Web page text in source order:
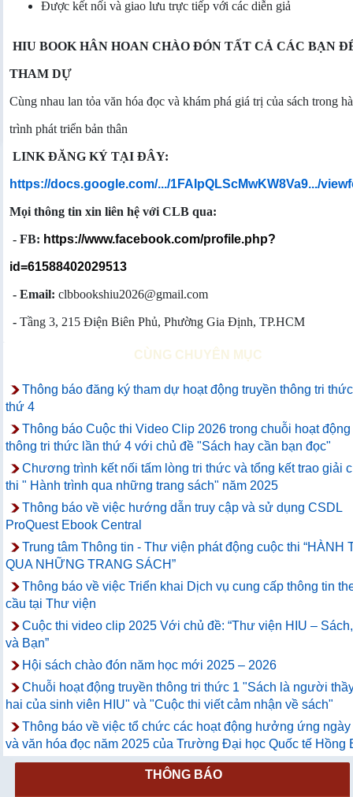
Được kết nối và giao lưu trực tiếp với các diễn giả
HIU BOOK HÂN HOAN CHÀO ĐÓN TẤT CẢ CÁC BẠN
THAM DỰ
Cùng nhau lan tỏa văn hóa đọc và khám phá giá trị của sách trong
trình phát triển bản thân
LINK ĐĂNG KÝ TẠI ĐÂY:
https://docs.google.com/.../1FAIpQLScMwKW8Va9.../
Mọi thông tin xin liên hệ với CLB qua:
- FB: https://www.facebook.com/profile.php?
id=61588402029513
- Email: clbbookshiu2026@gmail.com
- Tầng 3, 215 Điện Biên Phủ, Phường Gia Định, TP.HCM
CÙNG CHUYÊN MỤC
Thông báo đăng ký tham dự hoạt động truyền thông tri
thứ 4
Thông báo Cuộc thi Video Clip 2026 trong chuỗi hoạt động
thông tri thức lần thứ 4 với chủ đề "Sách hay cần bạn đọc"
Chương trình kết nối tấm lòng tri thức và tổng kết trao giải
thi " Hành trình qua những trang sách" năm 2025
Thông báo về việc hướng dẫn truy cập và sử dụng CSDL
ProQuest Ebook Central
Trung tâm Thông tin - Thư viện phát động cuộc thi “HÀNH
QUA NHỮNG TRANG SÁCH”
Thông báo về việc Triển khai Dịch vụ cung cấp thông tin
cầu tại Thư viện
Cuộc thi video clip 2025 Với chủ đề: “Thư viện HIU –
và Bạn”
Hội sách chào đón năm học mới 2025 – 2026
Chuỗi hoạt động truyền thông tri thức 1 "Sách là người
hai của sinh viên HIU" và "Cuộc thi viết cảm nhận về sách"
Thông báo về việc tổ chức các hoạt động hưởng ứng ngày
và văn hóa đọc năm 2025 của Trường Đại học Quốc tế Hồng
THÔNG BÁO